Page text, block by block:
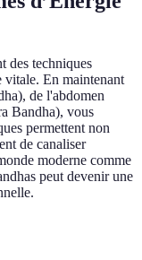
des techniques
vitale. En maintenant
de l'abdomen
Bandha), vous
permettent non
de canaliser
moderne comme
peut devenir une